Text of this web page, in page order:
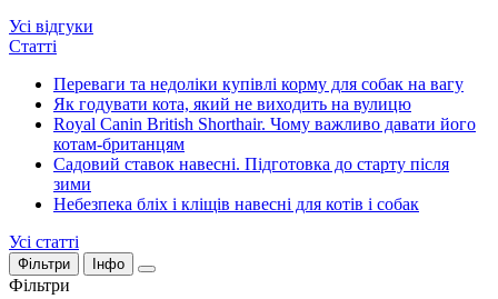
Усі відгуки
Статті
Переваги та недоліки купівлі корму для собак на вагу
Як годувати кота, який не виходить на вулицю
Royal Canin British Shorthair. Чому важливо давати його
котам-британцям
Садовий ставок навесні. Підготовка до старту після
зими
Небезпека бліх і кліщів навесні для котів і собак
Усі статті
Фільтри Інфо
Фільтри